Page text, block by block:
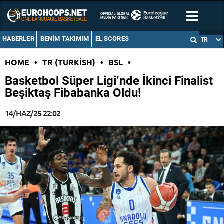
HABERLER BENIM TAKIMIM EL SCORES TR
HOME • TR (TURKISH) • BSL •
Basketbol Süper Ligi’nde İkinci Finalist
Beşiktaş Fibabanka Oldu!
14/HAZ/25 22:02